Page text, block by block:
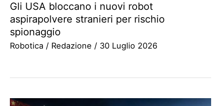
Gli USA bloccano i nuovi robot
aspirapolvere stranieri per rischio
spionaggio
Robotica / Redazione / 30 Luglio 2026